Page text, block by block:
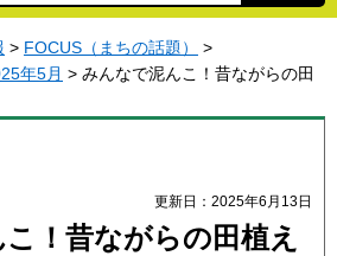
> FOCUS（まちの話題）
>
年5月 > みんなで泥んこ！昔ながらの田
更新日：2025年6月13日
！昔ながらの田植え